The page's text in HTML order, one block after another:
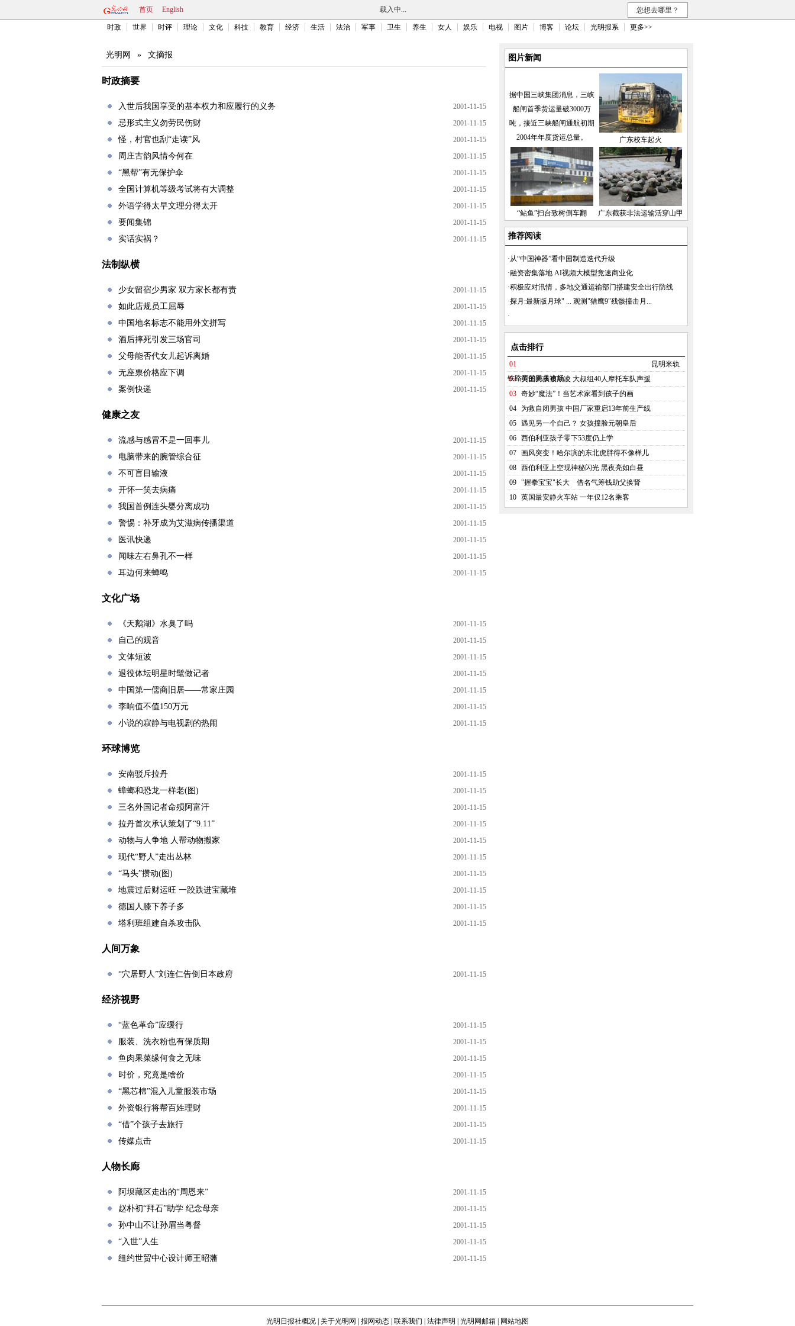
首页 English 载入中... 您想去哪里？
时政 世界 时评 理论 文化 科技 教育 经济 生活 法治 军事 卫生 养生 女人 娱乐 电视 图片 博客 论坛 光明报系 更多>>
光明网 » 文摘报
时政摘要
入世后我国享受的基本权力和应履行的义务 2001-11-15
忌形式主义勿劳民伤财 2001-11-15
怪，村官也刮“走读”风 2001-11-15
周庄古韵风情今何在 2001-11-15
“黑帮”有无保护伞 2001-11-15
全国计算机等级考试将有大调整 2001-11-15
外语学得太早文理分得太开 2001-11-15
要闻集锦 2001-11-15
实话实祸？ 2001-11-15
法制纵横
少女留宿少男家 双方家长都有责 2001-11-15
如此店规员工屈辱 2001-11-15
中国地名标志不能用外文拼写 2001-11-15
酒后摔死引发三场官司 2001-11-15
父母能否代女儿起诉离婚 2001-11-15
无座票价格应下调 2001-11-15
案例快递 2001-11-15
健康之友
流感与感冒不是一回事儿 2001-11-15
电脑带来的腕管综合征 2001-11-15
不可盲目输液 2001-11-15
开怀一笑去病痛 2001-11-15
我国首例连头婴分离成功 2001-11-15
警惕：补牙成为艾滋病传播渠道 2001-11-15
医讯快递 2001-11-15
闻味左右鼻孔不一样 2001-11-15
耳边何来蝉鸣 2001-11-15
文化广场
《天鹅湖》水臭了吗 2001-11-15
自己的观音 2001-11-15
文体短波 2001-11-15
退役体坛明星时髦做记者 2001-11-15
中国第一儒商旧居——常家庄园 2001-11-15
李响值不值150万元 2001-11-15
小说的寂静与电视剧的热闹 2001-11-15
环球博览
安南驳斥拉丹 2001-11-15
蟑螂和恐龙一样老(图) 2001-11-15
三名外国记者命殒阿富汗 2001-11-15
拉丹首次承认策划了“9.11” 2001-11-15
动物与人争地 人帮动物搬家 2001-11-15
现代“野人”走出丛林 2001-11-15
“马头”攒动(图) 2001-11-15
地震过后财运旺 一跤跌进宝藏堆 2001-11-15
德国人膝下养子多 2001-11-15
塔利班组建自杀攻击队 2001-11-15
人间万象
“穴居野人”刘连仁告倒日本政府 2001-11-15
经济视野
“蓝色革命”应缓行 2001-11-15
服装、洗衣粉也有保质期 2001-11-15
鱼肉果菜缘何食之无味 2001-11-15
时价，究竟是啥价 2001-11-15
“黑芯棉”混入儿童服装市场 2001-11-15
外资银行将帮百姓理财 2001-11-15
“借”个孩子去旅行 2001-11-15
传媒点击 2001-11-15
人物长廊
阿坝藏区走出的“周恩来” 2001-11-15
赵朴初“拜石”助学 纪念母亲 2001-11-15
孙中山不让孙眉当粤督 2001-11-15
“入世”人生 2001-11-15
纽约世贸中心设计师王昭藩 2001-11-15
图片新闻
据中国三峡集团消息，三峡
船闸首季货运量破3000万
吨，接近三峡船闸通航初期
2004年年度货运总量。
广东校车起火
“鲇鱼”扫台致树倒车翻 广东截获非法运输活穿山甲
推荐阅读
·从“中国神器”看中国制造迭代升级
·融资密集落地 AI视频大模型竞速商业化
·积极应对汛情，多地交通运输部门搭建安全出行防线
·探月:最新版月球" ... 观测"猎鹰9"残骸撞击月...
·
点击排行
01
昆明米轨
铁路旁的跳蚤市场
02 英国男孩被欺凌 大叔组40人摩托车队声援
03 奇妙“魔法”！当艺术家看到孩子的画
04
为救自闭男孩 中国厂家重启13年前生产线
05 遇见另一个自己？ 女孩撞脸元朝皇后
06 西伯利亚孩子零下53度仍上学
07 画风突变！哈尔滨的东北虎胖得不像样儿
08 西伯利亚上空现神秘闪光 黑夜亮如白昼
09 "握拳宝宝"长大 借名气筹钱助父换肾
10 英国最安静火车站 一年仅12名乘客
光明日报社概况 关于光明网 报网动态 联系我们 法律声明 光明网邮箱 网站地图